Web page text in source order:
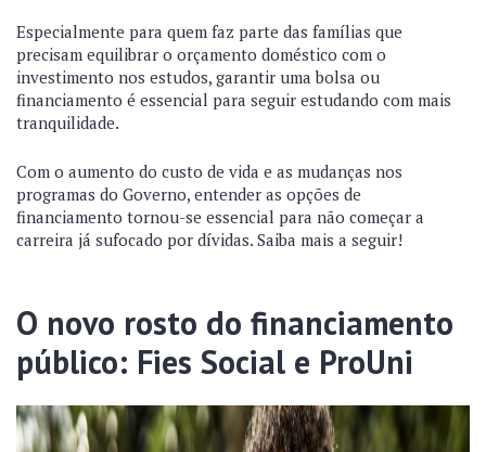
Especialmente para quem faz parte das famílias que
precisam equilibrar o orçamento doméstico com o
investimento nos estudos, garantir uma bolsa ou
financiamento é essencial para seguir estudando com mais
tranquilidade.
Com o aumento do custo de vida e as mudanças nos
programas do Governo, entender as opções de
financiamento tornou-se essencial para não começar a
carreira já sufocado por dívidas. Saiba mais a seguir!
O novo rosto do financiamento
público: Fies Social e ProUni